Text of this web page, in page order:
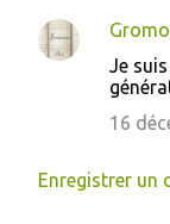
Je
16
Enregistrer un